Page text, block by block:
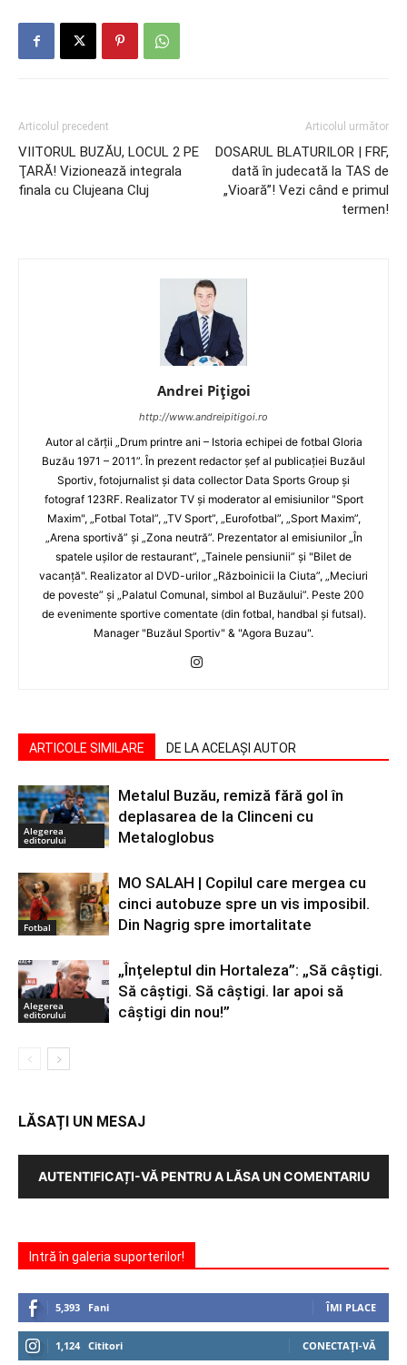
Articolul precedent
VIITORUL BUZĂU, LOCUL 2 PE
ŢARĂ! Vizionează integrala
finala cu Clujeana Cluj
Articolul următor
DOSARUL BLATURILOR | FRF,
dată în judecată la TAS de
„Vioară”! Vezi când e primul
termen!
Andrei Pițigoi
http://www.andreipitigoi.ro
Autor al cărţii „Drum printre ani – Istoria echipei de fotbal Gloria
Buzău 1971 – 2011”. În prezent redactor şef al publicaţiei Buzăul
Sportiv, fotojurnalist şi data collector Data Sports Group şi
fotograf 123RF. Realizator TV şi moderator al emisiunilor "Sport
Maxim", „Fotbal Total”, „TV Sport”, „Eurofotbal”, „Sport Maxim”,
„Arena sportivă” şi „Zona neutră”. Prezentator al emisiunilor „În
spatele uşilor de restaurant”, „Tainele pensiunii” şi "Bilet de
vacanţă". Realizator al DVD-urilor „Războinicii la Ciuta”, „Meciuri
de poveste” şi „Palatul Comunal, simbol al Buzăului”. Peste 200
de evenimente sportive comentate (din fotbal, handbal şi futsal).
Manager "Buzăul Sportiv" & "Agora Buzau".
ARTICOLE SIMILARE DE LA ACELAȘI AUTOR
Alegerea
editorului
Metalul Buzău, remiză fără gol în
deplasarea de la Clinceni cu
Metaloglobus
Fotbal
MO SALAH | Copilul care mergea cu
cinci autobuze spre un vis imposibil.
Din Nagrig spre imortalitate
Alegerea
editorului
„Înțeleptul din Hortaleza”: „Să câștigi.
Să câștigi. Să câștigi. Iar apoi să
câștigi din nou!”
LĂSAȚI UN MESAJ
AUTENTIFICAȚI-VĂ PENTRU A LĂSA UN COMENTARIU
Intră în galeria suporterilor!
5,393 Fani ÎMI PLACE
1,124 Cititori CONECTAȚI-VĂ